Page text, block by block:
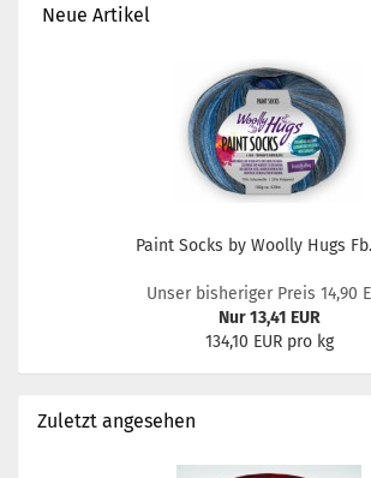
Neue Artikel
Paint Socks by Woolly Hugs
Unser bisheriger Preis 14,90
Nur 13,41 EUR
134,10 EUR pro kg
Zuletzt angesehen